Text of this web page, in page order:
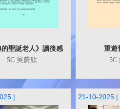
的聖誕老人》讀後感
5C 吳蔚欣
重遊
5C
| 21-10-2025 |